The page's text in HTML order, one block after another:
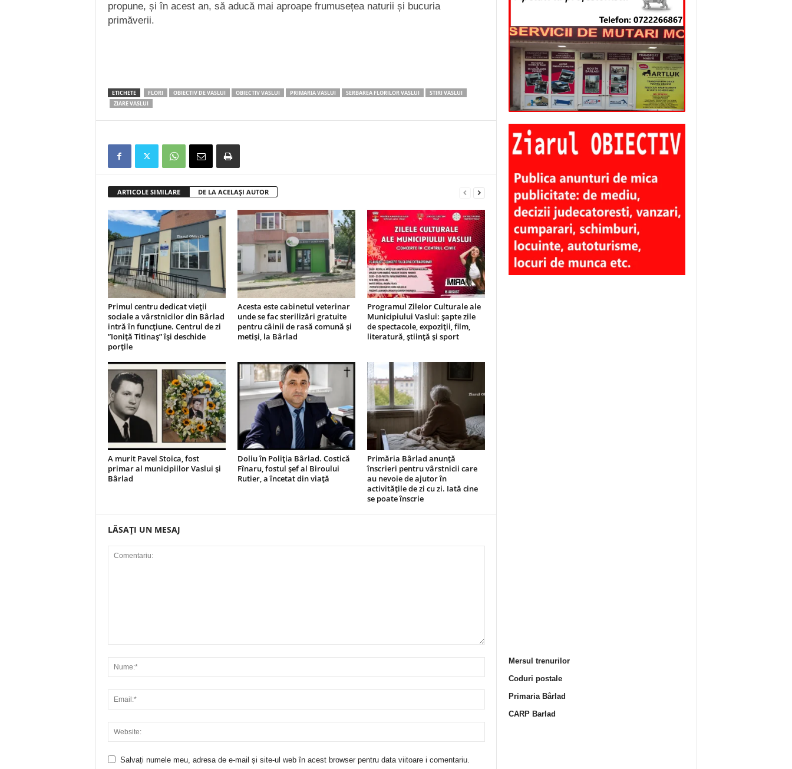
propune, și în acest an, să aducă mai aproape frumusețea naturii și bucuria
primăverii.
ETICHETE FLORI OBIECTIV DE VASLUI OBIECTIV VASLUI PRIMARIA VASLUI SERBAREA FLORILOR VASLUI
STIRI VASLUI
ZIARE VASLUI
ARTICOLE SIMILARE DE LA ACELAȘI AUTOR
Primul centru dedicat vieții
sociale a vârstnicilor din Bârlad
intră în funcțiune. Centrul de zi
”Ioniță Titinaș” își deschide
porțile
Acesta este cabinetul veterinar
unde se fac sterilizări gratuite
pentru câinii de rasă comună și
metiși, la Bârlad
Programul Zilelor Culturale ale
Municipiului Vaslui: șapte zile
de spectacole, expoziții, film,
literatură, știință și sport
A murit Pavel Stoica, fost
primar al municipiilor Vaslui și
Bârlad
Doliu în Poliția Bârlad. Costică
Fînaru, fostul șef al Biroului
Rutier, a încetat din viață
Primăria Bârlad anunță
înscrieri pentru vârstnicii care
au nevoie de ajutor în
activitățile de zi cu zi. Iată cine
se poate înscrie
LĂSAȚI UN MESAJ
Salvați numele meu, adresa de e-mail și site-ul web în acest browser pentru data viitoare i comentariu.
Mersul trenurilor
Coduri postale
Primaria Bârlad
CARP Barlad